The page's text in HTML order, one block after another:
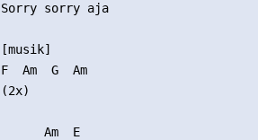
Sorry sorry aja
[musik]
F  Am  G  Am
(2x)
      Am  E